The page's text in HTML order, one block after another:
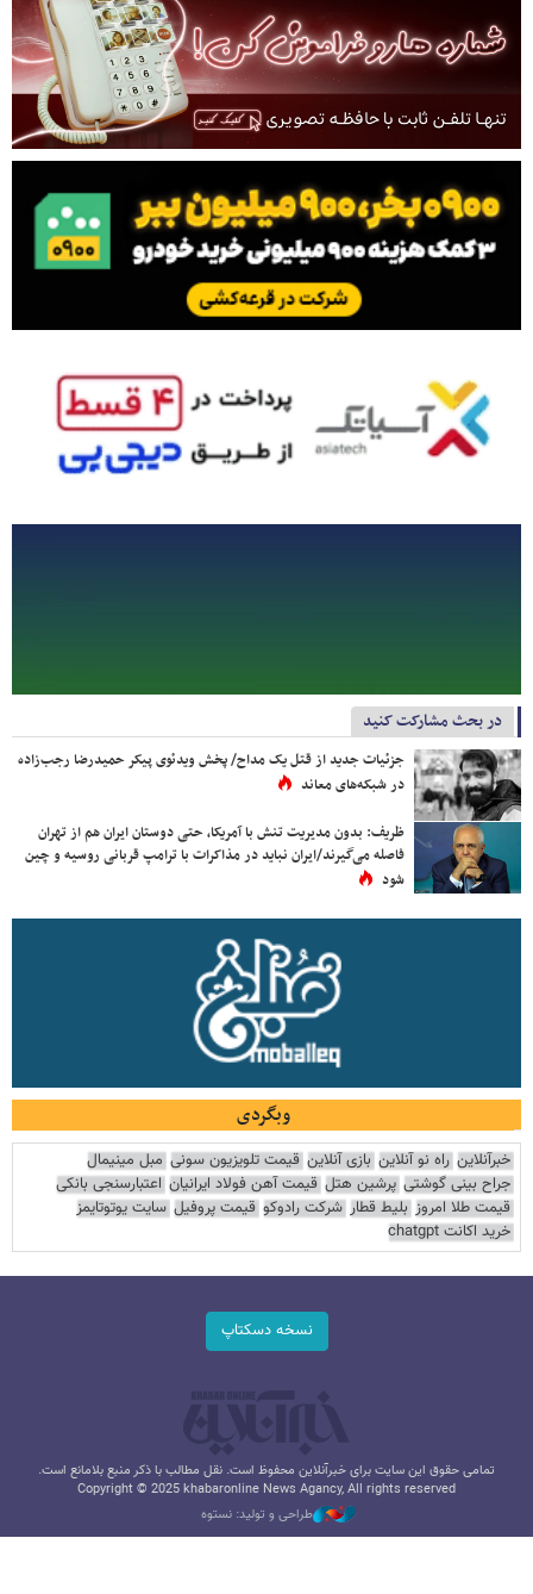
در بحث مشارکت کنید
جزئیات جدید از قتل یک مداح/ پخش ویدئوی پیکر حمیدرضا رجب‌زاده
در شبکه‌های معاند
ظریف: بدون مدیریت تنش با آمریکا، حتی دوستان ایران هم از تهران
فاصله می‌گیرند/ایران نباید در مذاکرات با ترامپ قربانی روسیه و چین
شود
وبگردی
خبرآنلاین راه نو آنلاین بازی آنلاین قیمت تلویزیون سونی مبل مینیمال
جراح بینی گوشتی پرشین هتل قیمت آهن فولاد ایرانیان اعتبارسنجی بانکی
قیمت طلا امروز بلیط قطار شرکت رادوکو قیمت پروفیل سایت یوتوتایمز
خرید اکانت chatgpt
نسخه دسکتاپ
تمامی حقوق این سایت برای خبرآنلاین محفوظ است. نقل مطالب با ذکر منبع بلامانع است.
Copyright © 2025 khabaronline News Agancy, All rights reserved
طراحی و تولید: نستوه